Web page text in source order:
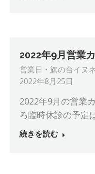
2022年9月営業
営業日 旗の台イヌ
2022年8月25日
2022年9月の営業
ろ臨時休診の予定
続きを読む